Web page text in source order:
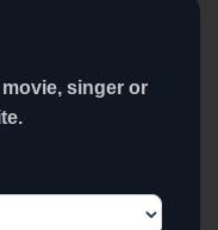
singer or